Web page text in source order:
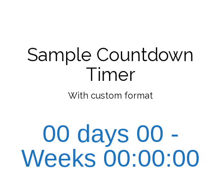
Sample Countdown
Timer
With custom format
00 days 00 -
Weeks 00:00:00